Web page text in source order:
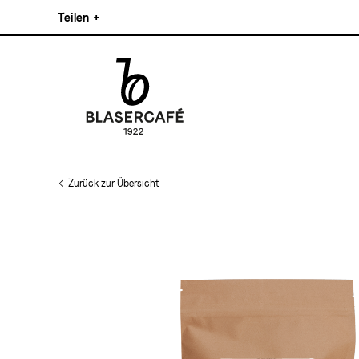
Teilen +
Pinterest
Instagram
Linkedin
Zurück zur Übersicht